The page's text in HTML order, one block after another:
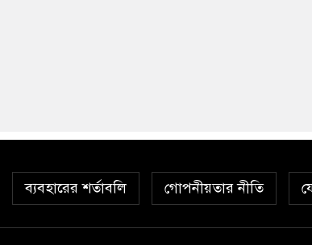
ব্যবহারের শর্তাবলি গোপনীয়তার নীতি